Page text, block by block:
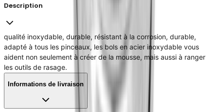
Description
qualité inoxydable, durable, résistant à la corrosion, durable,
adapté à tous les pinceaux, les bols en acier inoxydable vous
aident non seulement à créer de la mousse, mais aussi à ranger
les outils de rasage.
Informations de livraison